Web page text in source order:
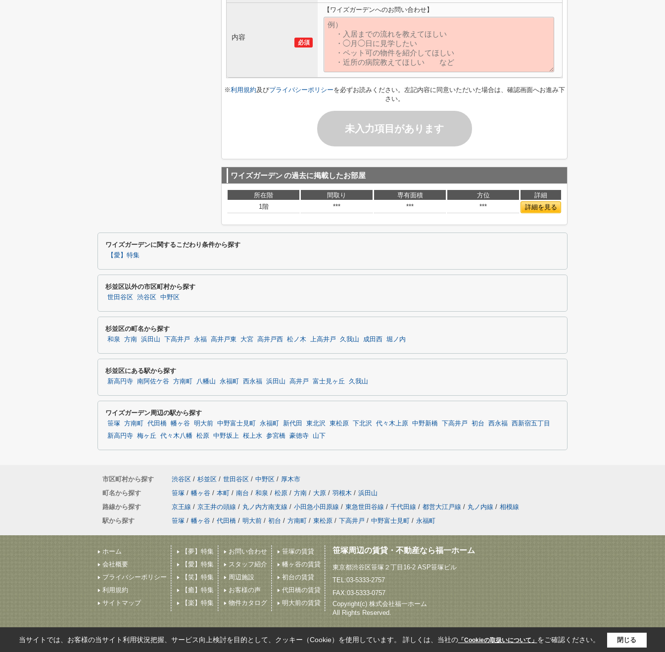
必須
内容
【ワイズガーデンへのお問い合わせ】
※利用規約及びプライバシーポリシーを必ずお読みください。左記内容に同意いただいた場合は、確認画面へお進み下
さい。
未入力項目があります
ワイズガーデンの過去に掲載したお部屋
所在階 間取り 専有面積 方位
詳細
1階
*** *** *** 詳細を見る
ワイズガーデンに関するこだわり条件から探す
【愛】特集
杉並区以外の市区町村から探す
世田谷区 渋谷区 中野区
杉並区の町名から探す
和泉 方南 浜田山 下高井戸 永福 高井戸東 大宮 高井戸西 松ノ木 上高井戸 久我山 成田西 堀ノ内
杉並区にある駅から探す
新高円寺 南阿佐ケ谷 方南町 八幡山 永福町 西永福 浜田山 高井戸 富士見ヶ丘 久我山
ワイズガーデン周辺の駅から探す
笹塚 方南町 代田橋 幡ヶ谷 明大前 中野富士見町 永福町 新代田 東北沢 東松原 下北沢 代々木上原 中野新橋 下高井戸 初台 西永福
西新宿五丁目
新高円寺 梅ヶ丘 代々木八幡 松原 中野坂上 桜上水 参宮橋 豪徳寺 山下
市区町村から探す 渋谷区 / 杉並区 / 世田谷区 / 中野区 / 厚木市
町名から探す
笹塚 / 幡ヶ谷 / 本町 / 南台 / 和泉 / 松原 / 方南 / 大原 / 羽根木 / 浜田山
路線から探す
京王線 / 京王井の頭線 / 丸ノ内方南支線 / 小田急小田原線 / 東急世田谷線 / 千代田線 / 都営大江戸線 / 丸ノ内線 / 相模線
駅から探す
笹塚 / 幡ヶ谷 / 代田橋 / 明大前 / 初台 / 方南町 / 東松原 / 下高井戸 / 中野富士見町 / 永福町
ホーム
会社概要
プライバシーポリシー
利用規約
サイトマップ
【夢】特集
【愛】特集
【笑】特集
【癒】特集
【楽】特集
お問い合わせ
スタッフ紹介
周辺施設
お客様の声
物件カタログ
笹塚の賃貸
幡ヶ谷の賃貸
初台の賃貸
代田橋の賃貸
明大前の賃貸
笹塚周辺の賃貸・不動産なら福一ホーム
東京都渋谷区笹塚２丁目16-2 ASP笹塚ビル
TEL:03-5333-2757
FAX:03-5333-0757
Copyright(c) 株式会社福一ホーム
All Rights Reserved.
当サイトでは、お客様の当サイト利用状況把握、サービス向上検討を目的として、クッキー（Cookie）を使用しています。 詳しくは、当社の「Cookieの取扱いについて」 をご確認ください。 閉じる